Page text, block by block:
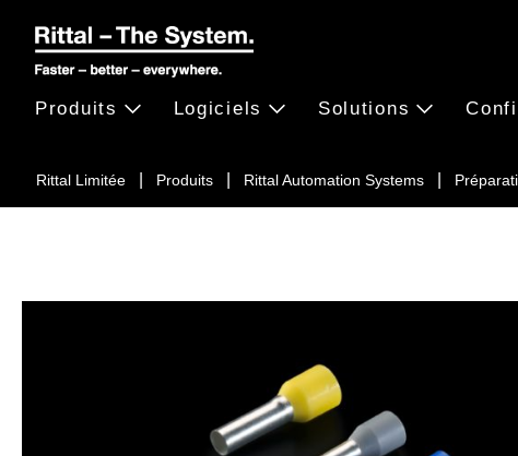
Rittal Limitée Produits Rittal Automation Systems
Produits Logiciels Solutions